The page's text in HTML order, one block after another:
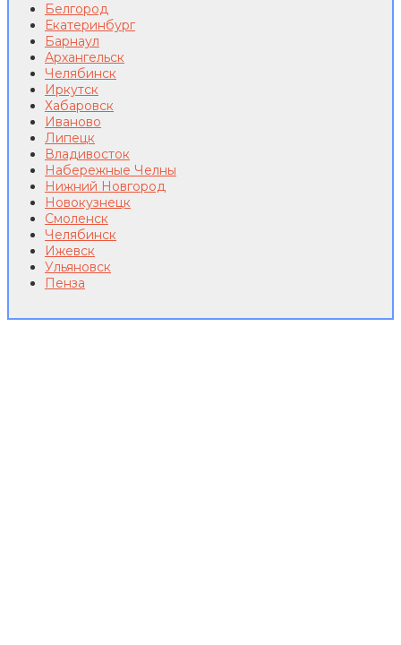
Белгород
Екатеринбург
Барнаул
Архангельск
Челябинск
Иркутск
Хабаровск
Иваново
Липецк
Владивосток
Набережные Челны
Нижний Новгород
Новокузнецк
Смоленск
Челябинск
Ижевск
Ульяновск
Пенза